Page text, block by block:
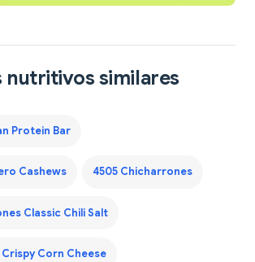
nutritivos similares
Protein Bar
Cashews 4505 Chicharrones
Classic Chili Salt
Corn Cheese